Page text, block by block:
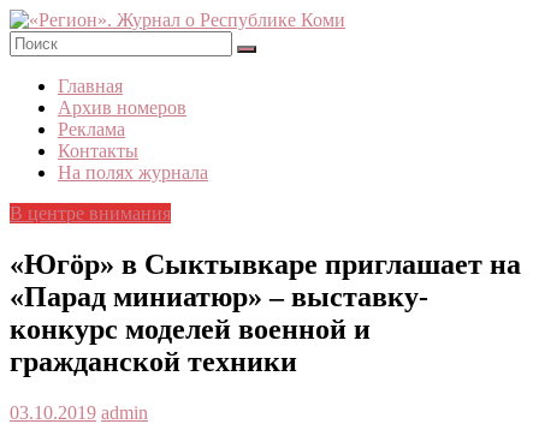
Skip
to
content
«Регион».
Журнал
Республике
Коми
Главная
Архив номеров
Реклама
Контакты
На полях журнала
В центре внимания
«Югöр» в Сыктывкаре приглашает на
«Парад миниатюр» – выставку-
конкурс моделей военной и
гражданской техники
03.10.2019 admin